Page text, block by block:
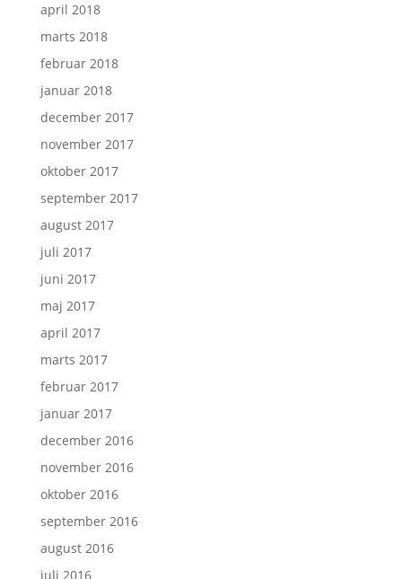
april 2018
marts 2018
februar 2018
januar 2018
december 2017
november 2017
oktober 2017
september 2017
august 2017
juli 2017
juni 2017
maj 2017
april 2017
marts 2017
februar 2017
januar 2017
december 2016
november 2016
oktober 2016
september 2016
august 2016
juli 2016